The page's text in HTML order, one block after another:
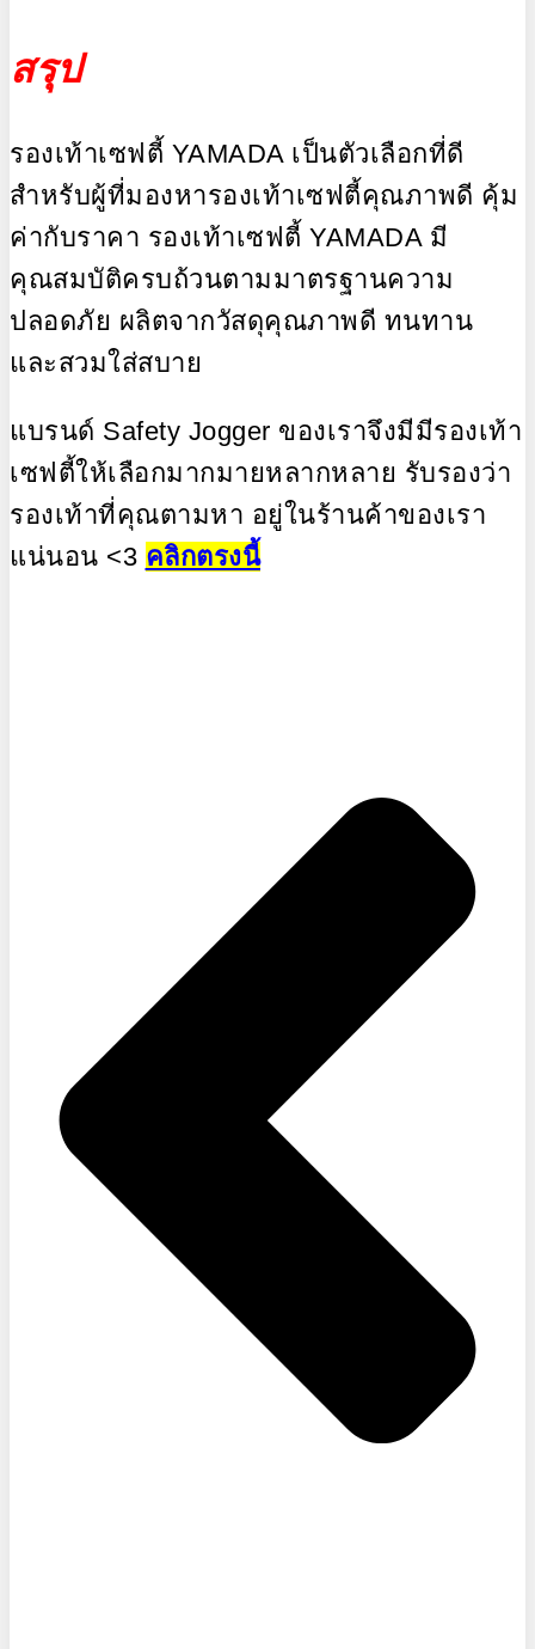
สรุป
รองเท้าเซฟตี้ YAMADA เป็นตัวเลือกที่ดี
สำหรับผู้ที่มองหารองเท้าเซฟตี้คุณภาพดี คุ้ม
ค่ากับราคา รองเท้าเซฟตี้ YAMADA มี
คุณสมบัติครบถ้วนตามมาตรฐานความ
ปลอดภัย ผลิตจากวัสดุคุณภาพดี ทนทาน
และสวมใส่สบาย
แบรนด์ Safety Jogger ของเราจึงมีมีรองเท้า
เซฟตี้ให้เลือกมากมายหลากหลาย รับรองว่า
รองเท้าที่คุณตามหา อยู่ในร้านค้าของเรา
แน่นอน <3 คลิกตรงนี้